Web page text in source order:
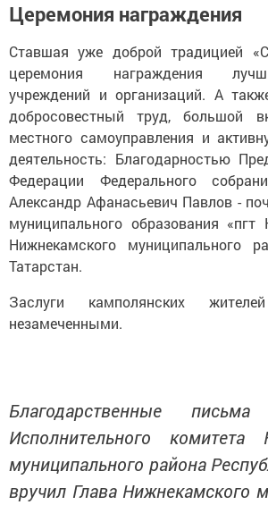
Церемония награждения
Ставшая уже доброй традицией
церемония награждения
учреждений и организаций. А
добросовестный труд, большой
местного самоуправления и
деятельность: Благодарностью
Федерации Федерального
Александр Афанасьевич Павлов -
муниципального образования
Нижнекамского муниципального
Татарстан.
Заслуги камполянских
незамеченными.
Благодарственные письма
Исполнительного комитета
муниципального района
вручил Глава Нижнекамского